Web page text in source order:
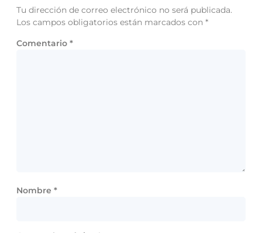
Tu dirección de correo electrónico no será publicada.
Los campos obligatorios están marcados con *
Comentario *
Nombre *